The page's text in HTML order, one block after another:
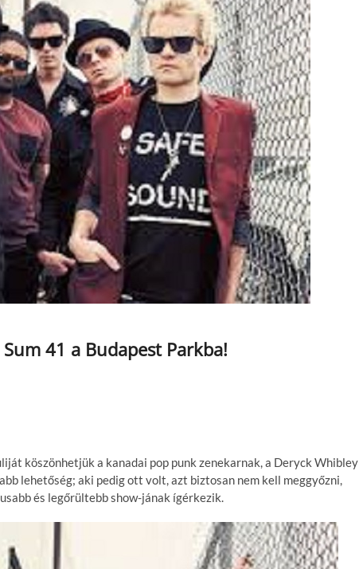
41 a Budapest Parkba!
köszönhetjük a kanadai pop punk zenekarnak, a Deryck Whibley
lehetőség; aki pedig ott volt, azt biztosan nem kell meggyőzni,
és legőrültebb show-jának ígérkezik.